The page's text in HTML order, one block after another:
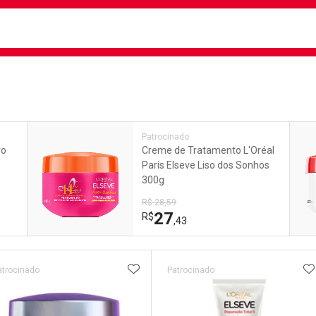
Patrocinado
Creme de Tratamento L'Oréal
Paris Elseve Liso dos Sonhos
300g
R$ 28,59
R$27,43
ADICIONAR AOS FAVORITOS
Patrocinado